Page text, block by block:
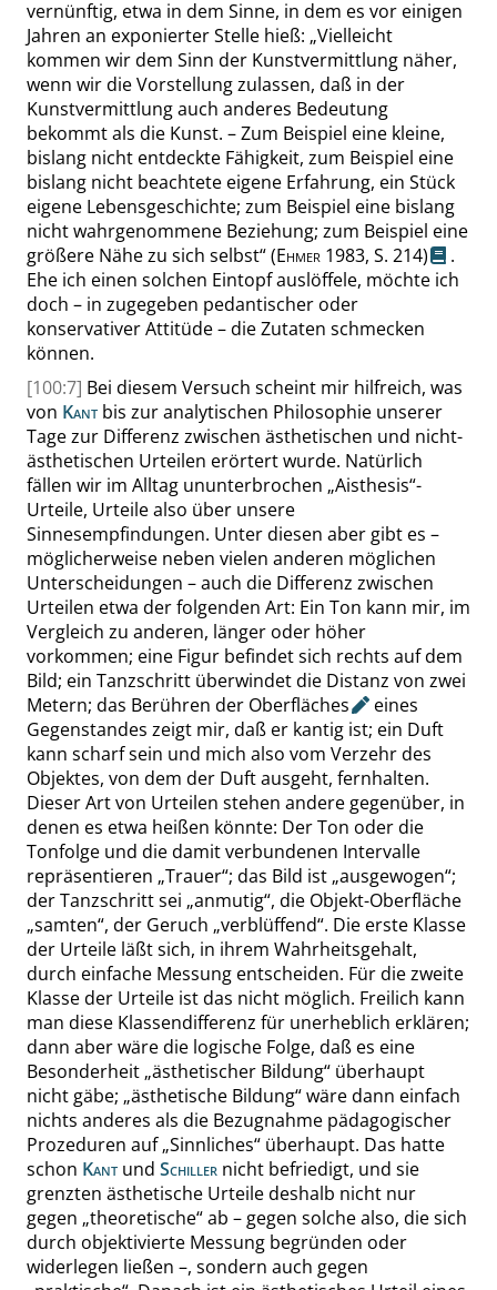
vernünftig, etwa in dem Sinne, in dem es vor einigen
Jahren an exponierter Stelle hieß: „Vielleicht
kommen wir dem Sinn der Kunstvermittlung näher,
wenn wir die Vorstellung zulassen, daß in der
Kunstvermittlung auch anderes Bedeutung
bekommt als die Kunst. – Zum Beispiel eine kleine,
bislang nicht entdeckte Fähigkeit, zum Beispiel eine
bislang nicht beachtete eigene Erfahrung, ein Stück
eigene Lebensgeschichte; zum Beispiel eine bislang
nicht wahrgenommene Beziehung; zum Beispiel eine
größere Nähe zu sich selbst“(Ehmer 1983, S. 214)
.
Ehe ich einen solchen Eintopf auslöffele, möchte ich
doch – in zugegeben pedantischer oder
konservativer Attitüde – die Zutaten schmecken
können.
[100:7] Bei diesem Versuch scheint mir hilfreich, was
von Kant bis zur analytischen Philosophie unserer
Tage zur Differenz zwischen ästhetischen und nicht-
ästhetischen Urteilen erörtert wurde. Natürlich
fällen wir im Alltag ununterbrochen „Aisthesis“-
Urteile, Urteile also über unsere
Sinnesempfindungen. Unter diesen aber gibt es –
möglicherweise neben vielen anderen möglichen
Unterscheidungen – auch die Differenz zwischen
Urteilen etwa der folgenden Art: Ein Ton kann mir, im
Vergleich zu anderen, länger oder höher
vorkommen; eine Figur befindet sich rechts auf dem
Bild; ein Tanzschritt überwindet die Distanz von zwei
Metern; das Berühren der Oberfläches
eines
Gegenstandes zeigt mir, daß er kantig ist; ein Duft
kann scharf sein und mich also vom Verzehr des
Objektes, von dem der Duft ausgeht, fernhalten.
Dieser Art von Urteilen stehen andere gegenüber, in
denen es etwa heißen könnte: Der Ton oder die
Tonfolge und die damit verbundenen Intervalle
repräsentieren „Trauer“; das Bild ist „ausgewogen“;
der Tanzschritt sei „anmutig“, die Objekt-Oberfläche
„samten“, der Geruch „verblüffend“. Die erste Klasse
der Urteile läßt sich, in ihrem Wahrheitsgehalt,
durch einfache Messung entscheiden. Für die zweite
Klasse der Urteile ist das nicht möglich. Freilich kann
man diese Klassendifferenz für unerheblich erklären;
dann aber wäre die logische Folge, daß es eine
Besonderheit „ästhetischer Bildung“ überhaupt
nicht gäbe; „ästhetische Bildung“wäre dann einfach
nichts anderes als die Bezugnahme pädagogischer
Prozeduren auf„Sinnliches“ überhaupt. Das hatte
schon Kant und Schiller nicht befriedigt, und sie
grenzten ästhetische Urteiledeshalb nicht nur
gegen „theoretische“ab – gegen solche also, die sich
durch objektivierte Messung begründen oder
widerlegen ließen –, sondern auch gegen